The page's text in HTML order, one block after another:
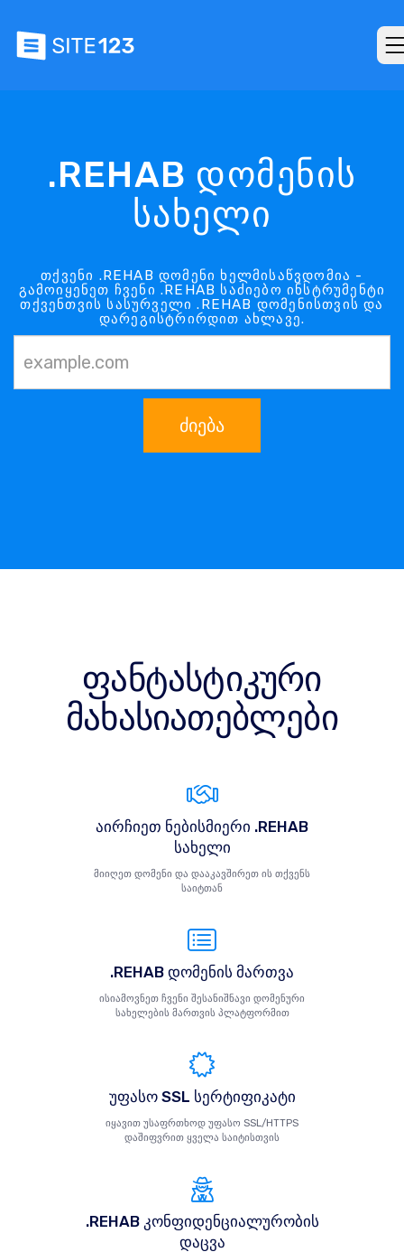
.REHAB დომენის
სახელი
თქვენი .REHAB დომენი ხელმისაწვდომია -
გამოიყენეთ ჩვენი .REHAB საძიებო ინსტრუმენტი
თქვენთვის სასურველი .REHAB დომენისთვის და
დარეგისტრირდით ახლავე.
ძიება
ფანტასტიკური
მახასიათებლები
აირჩიეთ ნებისმიერი .REHAB
სახელი
მიიღეთ დომენი და დააკავშირეთ ის თქვენს
საიტთან
.REHAB დომენის მართვა
ისიამოვნეთ ჩვენი შესანიშნავი დომენური
სახელების მართვის პლატფორმით
უფასო SSL სერტიფიკატი
იყავით უსაფრთხოდ უფასო SSL/HTTPS
დაშიფვრით ყველა საიტისთვის
.REHAB კონფიდენციალურობის
დაცვა